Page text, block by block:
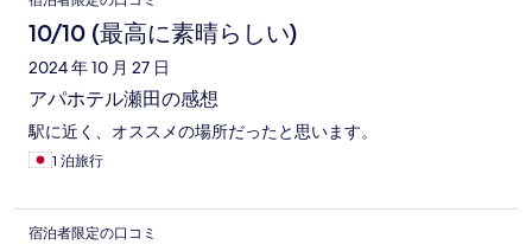
10/10 (最高に素晴らしい)
2024 年 10 月 27 日
アパホテル瀬田の感想
駅に近く、オススメの場所だったと思います。
1 泊旅行
宿泊者限定の口コミ